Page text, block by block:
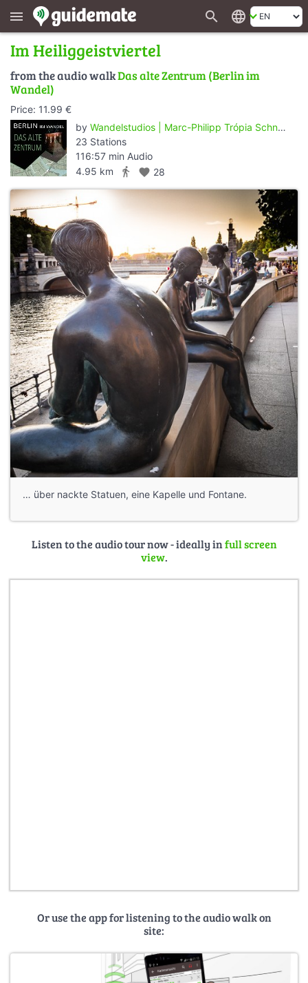
menu search language
Im Heiliggeistviertel
from the audio walkDas alte Zentrum (Berlin im
Wandel)
Price: 11.99 €
by Wandelstudios | Marc-Philipp Trópia Schneider
23 Stations
116:57 min Audio
4.95 km
directions_walk favorite 28
… über nackte Statuen, eine Kapelle und Fontane.
Listen to the audio tour now - ideally infull screen
view.
Or use the app for listening to the audio walk on
site: